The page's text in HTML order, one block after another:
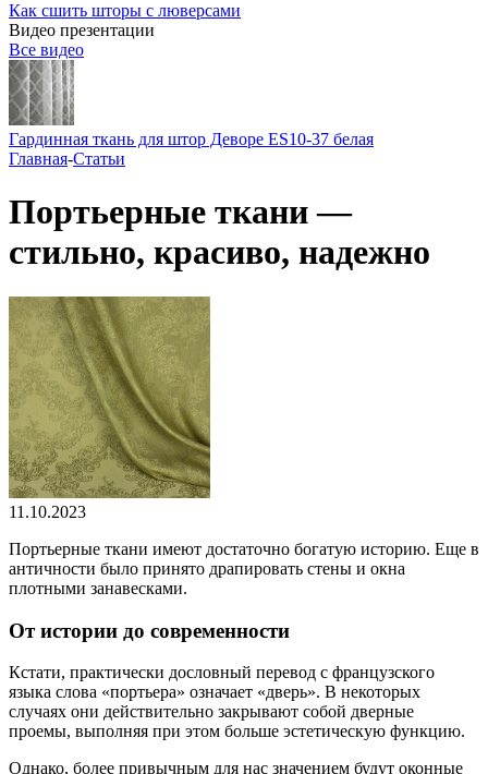
Как сшить шторы с люверсами
Видео презентации
Все видео
Гардинная ткань для штор Деворе ES10-37 белая
Главная-Статьи
Портьерные ткани —
стильно, красиво, надежно
11.10.2023
Портьерные ткани имеют достаточно богатую историю. Еще в
античности было принято драпировать стены и окна
плотными занавесками.
От истории до современности
Кстати, практически дословный перевод с французского
языка слова «портьера» означает «дверь». В некоторых
случаях они действительно закрывают собой дверные
проемы, выполняя при этом больше эстетическую функцию.
Однако, более привычным для нас значением будут оконные